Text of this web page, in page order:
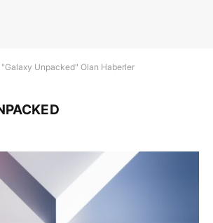
"Galaxy Unpacked" Olan Haberler